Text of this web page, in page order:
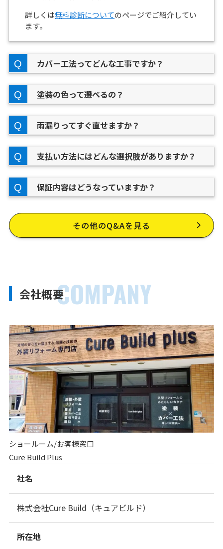
詳しくは無料診断についてのページでご紹介してい
ます。
カバー工法ってどんな工事ですか？
塗装の色って選べるの？
雨漏りってすぐ直せますか？
支払い方法にはどんな選択肢がありますか？
保証内容はどうなっていますか？
その他のQ&Aを見る
COMPANY
会社概要
ショールーム/お客様窓口
Cure Build Plus
社名
株式会社Cure Build（キュアビルド）
所在地